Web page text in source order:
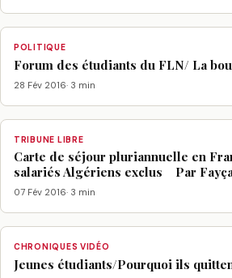
POLITIQUE
Forum des étudiants du FLN/ La
28 Fév 2016· 3 min
TRIBUNE LIBRE
Carte de séjour pluriannuelle en
salariés Algériens exclus Par
07 Fév 2016· 3 min
CHRONIQUES VIDÉO
Jeunes étudiants/Pourquoi ils